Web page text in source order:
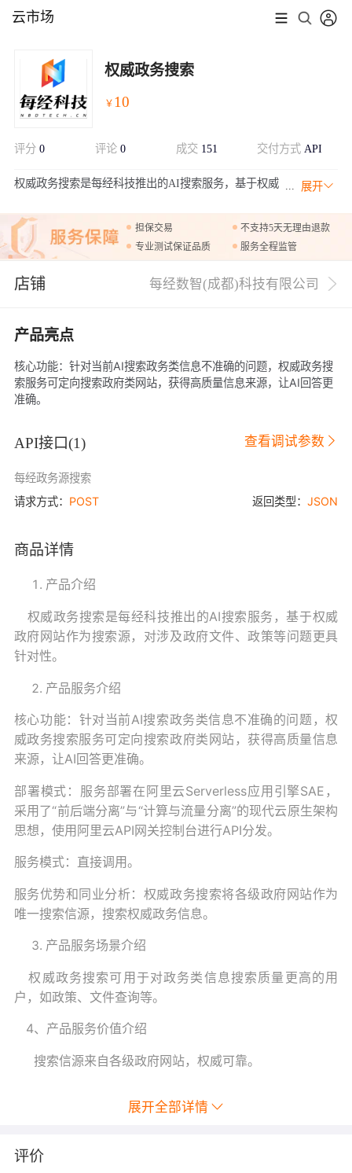
云市场
权威政务搜索
￥ 10
评分 0 评论 0 成交 151 交付方式 API
展开
权威政务搜索是每经科技推出的AI搜索服务，基于权威
具针对性。
担保交易
不支持5天无理由退款
专业测试保证品质
服务全程监管
店铺 每经数智(成都)科技有限公司
产品亮点
核心功能：针对当前AI搜索政务类信息不准确的问题，权威政务搜
索服务可定向搜索政府类网站，获得高质量信息来源，让AI回答更
准确。
API接口(1) 查看调试参数
每经政务源搜索
请求方式： POST 返回类型：JSON
商品详情
产品介绍
权威政务搜索是每经科技推出的AI搜索服务，基于权威
政府网站作为搜索源，对涉及政府文件、政策等问题更具
针对性。
产品服务介绍
核心功能：针对当前AI搜索政务类信息不准确的问题，权
威政务搜索服务可定向搜索政府类网站，获得高质量信息
来源，让AI回答更准确。
部署模式：服务部署在阿里云Serverless应用引擎SAE，
采用了“前后端分离”与“计算与流量分离”的现代云原生架构
思想，使用阿里云API网关控制台进行API分发。
服务模式：直接调用。
服务优势和同业分析：权威政务搜索将各级政府网站作为
唯一搜索信源，搜索权威政务信息。
产品服务场景介绍
权威政务搜索可用于对政务类信息搜索质量更高的用
户，如政策、文件查询等。
4、 产品服务价值介绍
搜索信源来自各级政府网站，权威可靠。
展开全部详情
评价